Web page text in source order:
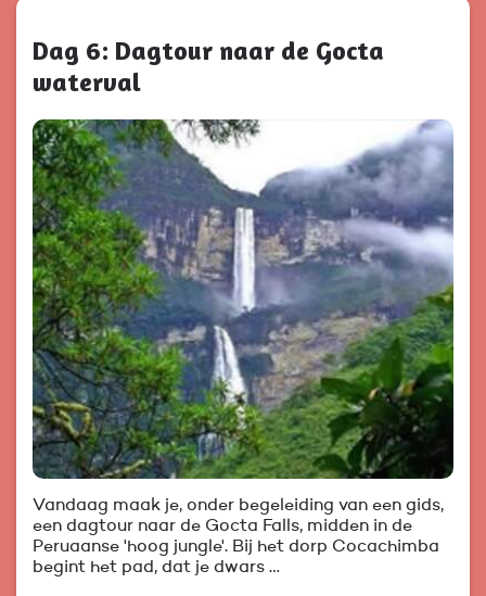
Dag 6: Dagtour naar de Gocta
waterval
Vandaag maak je, onder begeleiding van een gids,
een dagtour naar de Gocta Falls, midden in de
Peruaanse 'hoog jungle'. Bij het dorp Cocachimba
begint het pad, dat je dwars …